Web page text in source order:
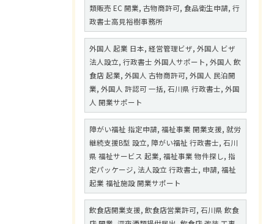
類販売 EC 開業, 古物商許可, 食品衛生申請, 行
政書士高見裕樹事務所
外国人 起業 日本, 経営管理ビザ, 外国人 ビザ
法人設立, 行政書士 外国人サポート, 外国人 飲
食店 起業, 外国人 古物商許可, 外国人 民泊開
業, 外国人 許認可 一括, 石川県 行政書士, 外国
人 開業サポート
障がい福祉 指定申請, 福祉事業 開業支援, 就労
継続支援B型 設立, 障がい福祉 行政書士, 石川
県 福祉サービス 起業, 福祉事業 物件探し, 指
定パッケージ, 法人設立 行政書士, 申請, 福祉
起業 福祉施設 開業サポート
飲食店開業支援, 飲食店営業許可, 石川県 飲食